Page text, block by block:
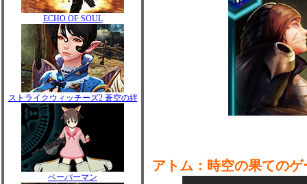
ECHO OF SOUL
ストライクウィッチーズ2 蒼空の絆
ペーパーマン
アトム：時空の果てのゲ